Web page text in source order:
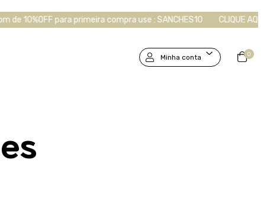
10%OFF para primeira compra use : SANCHES10 CLIQUE AQUI e
Minha conta 0